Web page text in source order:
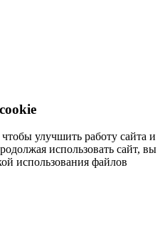
улучшить работу сайта и
использовать сайт, вы
использования файлов